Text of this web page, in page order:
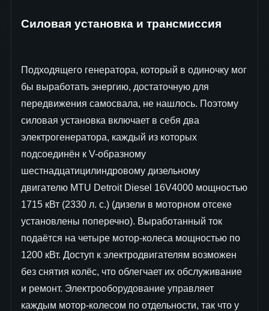
Силовая установка и трансмиссия
Подходящего генератора, который в одиночку мог
бы выработать энергию, достаточную для
передвижения самосвала, не нашлось. Поэтому
силовая установка включает в себя два
электрогенератора, каждый из которых
подсоединён к V-образному
шестнадцатицилиндровому дизельному
двигателю MTU Detroit Diesel 16V4000 мощностью
1715 кВт (2330 л. с.) (дизели в моторном отсеке
установлены поперечно). Выработанный ток
подаётся на четыре мотор-колеса мощностью по
1200 кВт. Доступ к электродвигателям возможен
без снятия колёс, что облегчает их обслуживание
и ремонт. Электрооборудование управляет
каждым мотор-колесом по отдельности, так что у